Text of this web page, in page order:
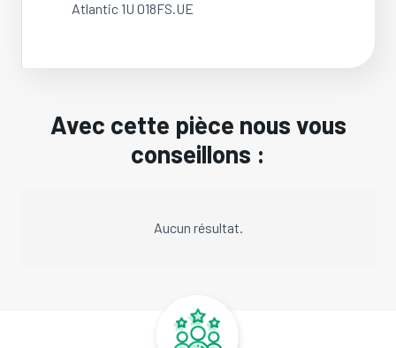
Atlantic 1U 018FS.UE
Avec cette pièce nous vous
conseillons :
Aucun résultat.